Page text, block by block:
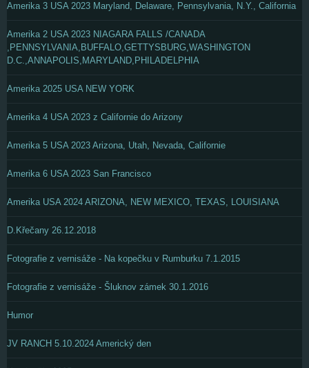
Amerika 3 USA 2023 Maryland, Delaware, Pennsylvania, N.Y., California
Amerika 2 USA 2023 NIAGARA FALLS /CANADA
,PENNSYLVANIA,BUFFALO,GETTYSBURG,WASHINGTON
D.C.,ANNAPOLIS,MARYLAND,PHILADELPHIA
Amerika 2025 USA NEW YORK
Amerika 4 USA 2023 z Californie do Arizony
Amerika 5 USA 2023 Arizona, Utah, Nevada, Californie
Amerika 6 USA 2023 San Francisco
Amerika USA 2024 ARIZONA, NEW MEXICO, TEXAS, LOUISIANA
D.Křečany 26.12.2018
Fotografie z vernisáže - Na kopečku v Rumburku 7.1.2015
Fotografie z vernisáže - Šluknov zámek 30.1.2016
Humor
JV RANCH 5.10.2024 Americký den